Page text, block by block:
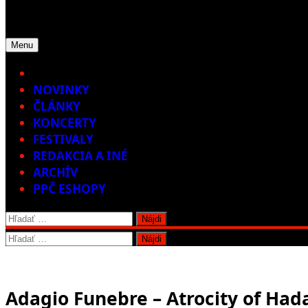
Menu
NOVINKY
ČLÁNKY
KONCERTY
FESTIVALY
REDAKCIA A INÉ
ARCHÍV
PPČ ESHOPY
Hľadať:
Hľadať:
Adagio Funebre – Atrocity of